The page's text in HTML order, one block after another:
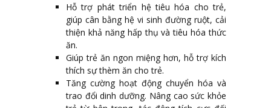
Hỗ trợ phát triển hệ tiêu hóa cho trẻ,
giúp cân bằng hệ vi sinh đường ruột, cải
thiện khả năng hấp thụ và tiêu hóa thức
ăn.
Giúp trẻ ăn ngon miệng hơn, hỗ trợ kích
thích sự thèm ăn cho trẻ.
Tăng cường hoạt động chuyển hóa và
trao đổi dinh dưỡng. Nâng cao sức khỏe